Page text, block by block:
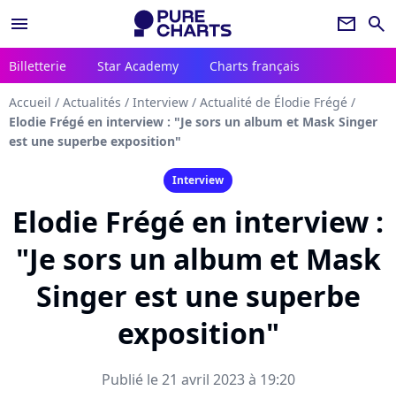
menu newsletter search
Billetterie Star Academy Charts français
Accueil / Actualités / Interview / Actualité de Élodie Frégé /
Elodie Frégé en interview : "Je sors un album et Mask Singer
est une superbe exposition"
Interview
Elodie Frégé en interview :
"Je sors un album et Mask
Singer est une superbe
exposition"
Publié le 21 avril 2023 à 19:20